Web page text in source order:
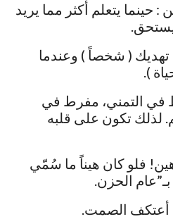
: حينما يتعلم أكثر مما يريد
يستحق.
: تهديك ( شخصاً ) وعندما
).
في التمني، مفرط في
تكون على قلبه
هين! فلو كان هيناً ما سُمّي
الحزن.